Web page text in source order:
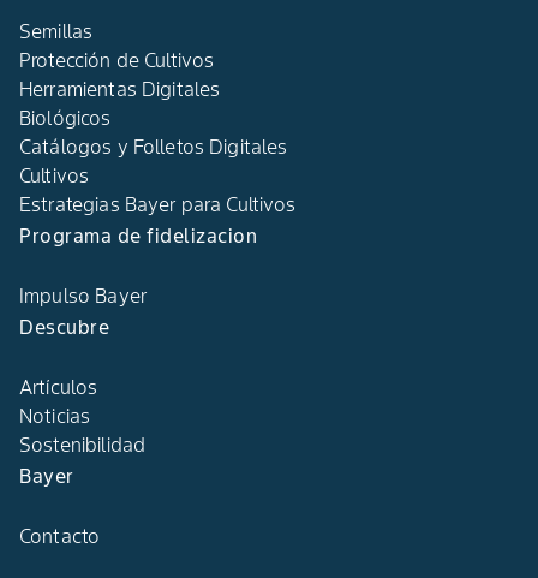
Semillas
Protección de Cultivos
Herramientas Digitales
Biológicos
Catálogos y Folletos Digitales
Cultivos
Estrategias Bayer para Cultivos
Programa de fidelizacion
Impulso Bayer
Descubre
Artículos
Noticias
Sostenibilidad
Bayer
Contacto